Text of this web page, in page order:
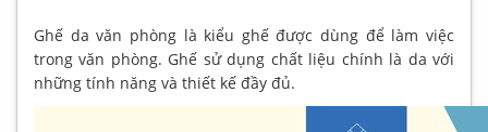
Ghế da văn phòng là kiểu ghế được dùng để làm việc
trong văn phòng. Ghế sử dụng chất liệu chính là da với
những tính năng và thiết kế đầy đủ.